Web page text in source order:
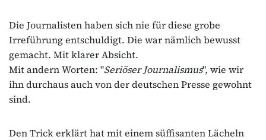
Die Journalisten haben sich nie für diese grobe
Irreführung entschuldigt. Die war nämlich bewusst
gemacht. Mit klarer Absicht.
Mit andern Worten: "Seriöser Journalismus", wie wir
ihn durchaus auch von der deutschen Presse gewohnt
sind.
Den Trick erklärt hat mit einem süffisanten Lächeln